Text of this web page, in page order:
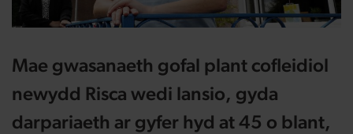
Mae gwasanaeth gofal plant cofleidiol
newydd Risca wedi lansio, gyda
darpariaeth ar gyfer hyd at 45 o blant,